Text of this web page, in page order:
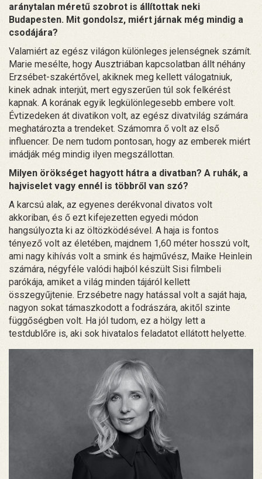
aránytalan méretű szobrot is állítottak neki
Budapesten. Mit gondolsz, miért járnak még mindig a
csodájára?
Valamiért az egész világon különleges jelenségnek számít.
Marie mesélte, hogy Ausztriában kapcsolatban állt néhány
Erzsébet-szakértővel, akiknek meg kellett válogatniuk,
kinek adnak interjút, mert egyszerűen túl sok felkérést
kapnak. A korának egyik legkülönlegesebb embere volt.
Évtizedeken át divatikon volt, az egész divatvilág számára
meghatározta a trendeket. Számomra ő volt az első
influencer. De nem tudom pontosan, hogy az emberek miért
imádják még mindig ilyen megszállottan.
Milyen örökséget hagyott hátra a divatban? A ruhák, a
hajviselet vagy ennél is többről van szó?
A karcsú alak, az egyenes derékvonal divatos volt
akkoriban, és ő ezt kifejezetten egyedi módon
hangsúlyozta ki az öltözködésével. A haja is fontos
tényező volt az életében, majdnem 1,60 méter hosszú volt,
ami nagy kihívás volt a smink és hajművész, Maike Heinlein
számára, négyféle valódi hajból készült Sisi filmbeli
parókája, amiket a világ minden tájáról kellett
összegyűjtenie. Erzsébetre nagy hatással volt a saját haja,
nagyon sokat támaszkodott a fodrászára, akitől szinte
függőségben volt. Ha jól tudom, ez a hölgy lett a
testdublőre is, aki sok hivatalos feladatot ellátott helyette.